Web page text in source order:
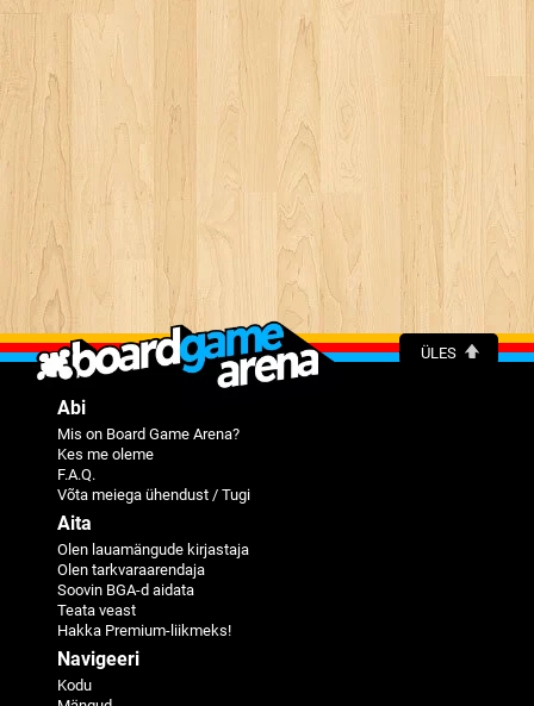
ÜLES
Abi
Mis on Board Game Arena?
Kes me oleme
F.A.Q.
Võta meiega ühendust / Tugi
Aita
Olen lauamängude kirjastaja
Olen tarkvaraarendaja
Soovin BGA-d aidata
Teata veast
Hakka Premium-liikmeks!
Navigeeri
Kodu